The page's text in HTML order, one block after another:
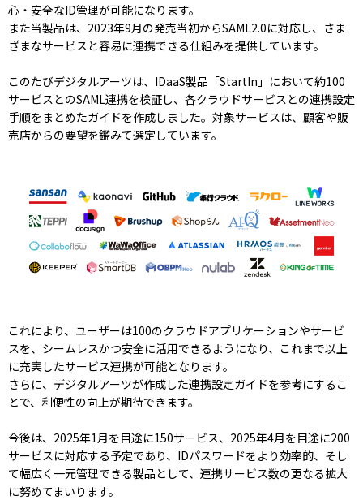
心・安全なID管理が可能になります。
また当製品は、2023年9月の発売当初からSAML2.0に対応し、さま
ざまなサービスと容易に連携できる仕組みを提供しています。
このたびデジタルアーツは、IDaaS製品「StartIn」において約100
サービスとのSAML連携を検証し、各クラウドサービスとの連携設定
手順をまとめたガイドを作成しました。対象サービスは、顧客や販
売店からの要望を鑑みて選定しています。
これにより、ユーザーは100のクラウドアプリケーションやサービ
スを、シームレスかつ安全に活用できるようになり、これまで以上
に充実したサービス連携が可能となります。
さらに、デジタルアーツが作成した連携設定ガイドを参考にするこ
とで、利便性の向上が期待できます。
今後は、2025年1月を目途に150サービス、2025年4月を目途に200
サービスに対応する予定であり、IDパスワードをより効率的、そし
て幅広く一元管理できる製品として、連携サービス数の更なる拡大
に努めてまいります。